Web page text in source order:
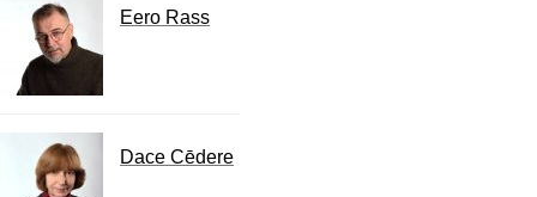
Eero Rass
Dace Cēdere